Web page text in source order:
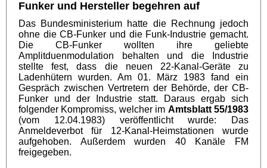
Funker und Hersteller begehren auf
Das Bundesministerium hatte die Rechnung jedoch
ohne die CB-Funker und die Funk-Industrie gemacht.
Die CB-Funker wollten ihre geliebte
Amplitduenmodulation behalten und die Industrie
stellte fest, dass die neuen 22-Kanal-Geräte zu
Ladenhütern wurden. Am 01. März 1983 fand ein
Gespräch zwischen Vertretern der Behörde, der CB-
Funker und der Industrie statt. Daraus ergab sich
folgender Kompromiss, welcher im Amtsblatt 55/1983
(vom 12.04.1983) veröffentlicht wurde: Das
Anmeldeverbot für 12-Kanal-Heimstationen wurde
aufgehoben. Außerdem wurden 40 Kanäle FM
freigegeben.